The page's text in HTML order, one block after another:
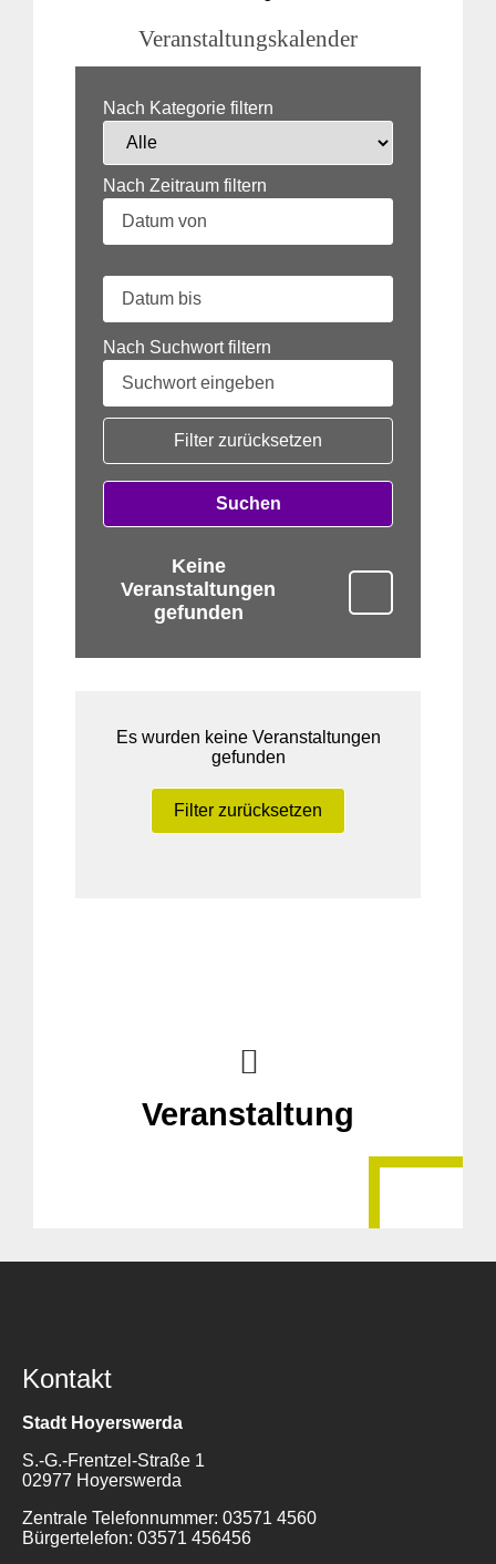
Veranstaltungskalender
Nach Kategorie filtern
Nach Zeitraum filtern
Nach Suchwort filtern
Filter zurücksetzen
Suchen
Keine
Veranstaltungen
gefunden
Es wurden keine Veranstaltungen
gefunden
Filter zurücksetzen
Veranstaltung
Kontakt
Stadt Hoyerswerda
S.-G.-Frentzel-Straße 1
02977 Hoyerswerda
Zentrale Telefonnummer: 03571 4560
Bürgertelefon: 03571 456456